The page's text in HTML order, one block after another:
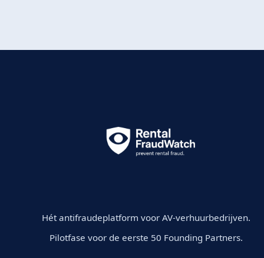
Hét antifraudeplatform voor AV-verhuurbedrijven.
Pilotfase voor de eerste 50 Founding Partners.